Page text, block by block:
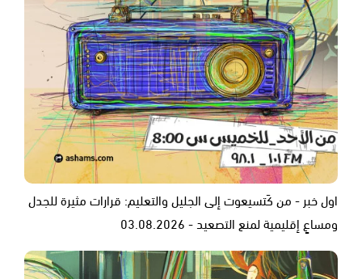
اول خبر - من كَتسيعوت إلى الجليل والتعليم: قرارات مثيرة للجدل
ومساعٍ إقليمية لمنع التصعيد - 03.08.2026